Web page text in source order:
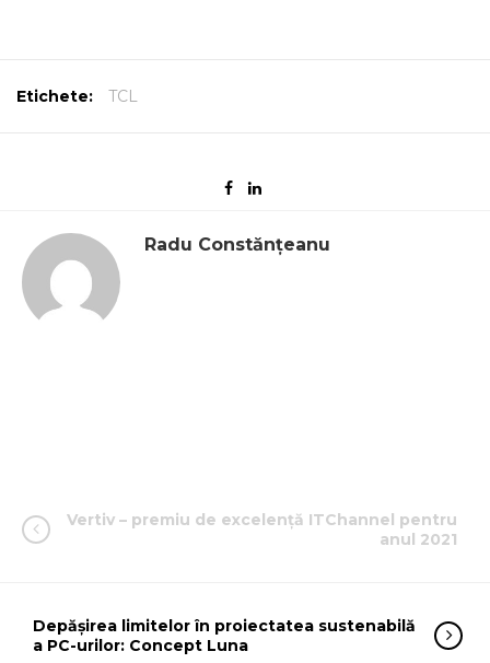
Etichete: TCL
Radu Constănțeanu
Vertiv – premiu de excelență ITChannel pentru
anul 2021
Depășirea limitelor în proiectatea sustenabilă
a PC-urilor: Concept Luna